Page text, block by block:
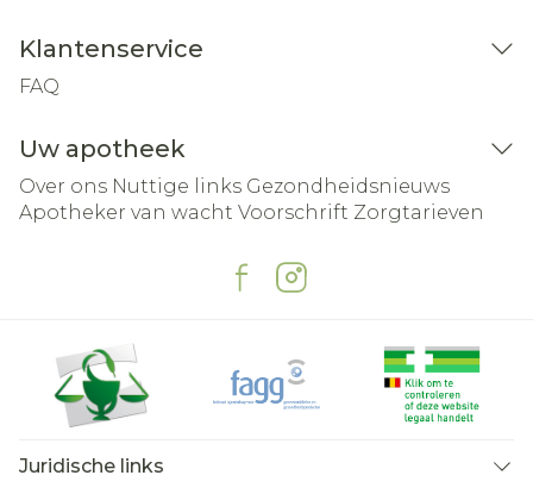
Klantenservice
FAQ
Uw apotheek
Over ons Nuttige links Gezondheidsnieuws
Apotheker van wacht Voorschrift Zorgtarieven
Juridische links